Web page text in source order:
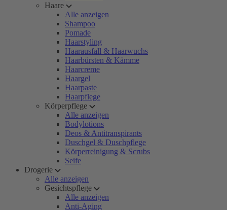
Haare
Alle anzeigen
Shampoo
Pomade
Haarstyling
Haarausfall & Haarwuchs
Haarbürsten & Kämme
Haarcreme
Haargel
Haarpaste
Haarpflege
Körperpflege
Alle anzeigen
Bodylotions
Deos & Antitranspirants
Duschgel & Duschpflege
Körperreinigung & Scrubs
Seife
Drogerie
Alle anzeigen
Gesichtspflege
Alle anzeigen
Anti-Aging